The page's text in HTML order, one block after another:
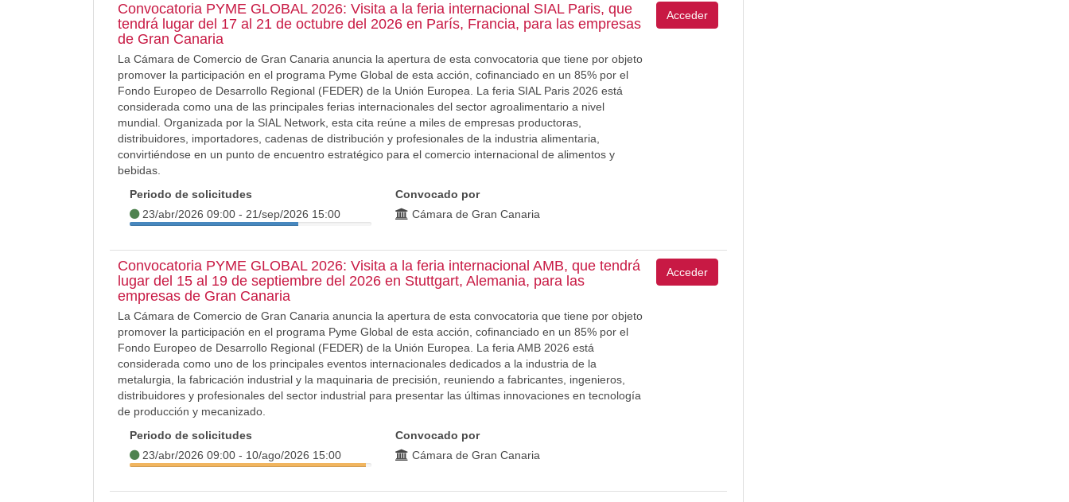
Convocatoria PYME GLOBAL 2026: Visita a la feria internacional SIAL Paris, que
tendrá lugar del 17 al 21 de octubre del 2026 en París, Francia, para las empresas
de Gran Canaria
La Cámara de Comercio de Gran Canaria anuncia la apertura de esta convocatoria que tiene por objeto
promover la participación en el programa Pyme Global de esta acción, cofinanciado en un 85% por el
Fondo Europeo de Desarrollo Regional (FEDER) de la Unión Europea. La feria SIAL Paris 2026 está
considerada como una de las principales ferias internacionales del sector agroalimentario a nivel
mundial. Organizada por la SIAL Network, esta cita reúne a miles de empresas productoras,
distribuidores, importadores, cadenas de distribución y profesionales de la industria alimentaria,
convirtiéndose en un punto de encuentro estratégico para el comercio internacional de alimentos y
bebidas.
Periodo de solicitudes
23/abr/2026 09:00 - 21/sep/2026 15:00
Convocado por
Cámara de Gran Canaria
Acceder
Convocatoria PYME GLOBAL 2026: Visita a la feria internacional AMB, que tendrá
lugar del 15 al 19 de septiembre del 2026 en Stuttgart, Alemania, para las
empresas de Gran Canaria
La Cámara de Comercio de Gran Canaria anuncia la apertura de esta convocatoria que tiene por objeto
promover la participación en el programa Pyme Global de esta acción, cofinanciado en un 85% por el
Fondo Europeo de Desarrollo Regional (FEDER) de la Unión Europea. La feria AMB 2026 está
considerada como uno de los principales eventos internacionales dedicados a la industria de la
metalurgia, la fabricación industrial y la maquinaria de precisión, reuniendo a fabricantes, ingenieros,
distribuidores y profesionales del sector industrial para presentar las últimas innovaciones en tecnología
de producción y mecanizado.
Periodo de solicitudes
23/abr/2026 09:00 - 10/ago/2026 15:00
Convocado por
Cámara de Gran Canaria
Acceder